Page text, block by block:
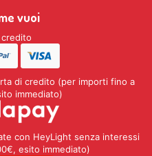
vuoi
di credito (per importi fino a
immediato)
con HeyLight senza interessi
esito immediato)